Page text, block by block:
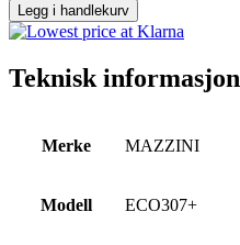
Legg i handlekurv
Teknisk informasjon
Merke MAZZINI
Modell ECO307+